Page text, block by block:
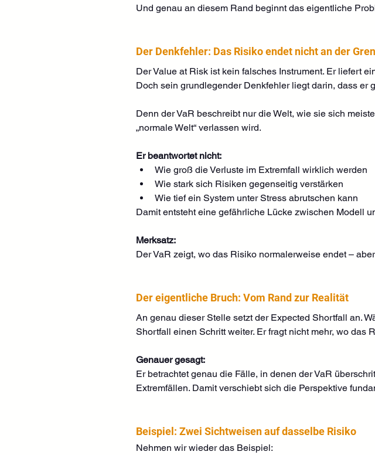
Und genau an diesem Rand beginnt das eigentliche
Der Denkfehler: Das Risiko endet nicht an der
Der Value at Risk ist kein falsches Instrument. Er liefert
Doch sein grundlegender Denkfehler liegt darin, dass er
Denn der VaR beschreibt nur die Welt, wie sie sich
„normale Welt“ verlassen wird.
Er beantwortet nicht:
Wie groß die Verluste im Extremfall wirklich werden
Wie stark sich Risiken gegenseitig verstärken
Wie tief ein System unter Stress abrutschen kann
Damit entsteht eine gefährliche Lücke zwischen Modell
Merksatz:
Der VaR zeigt, wo das Risiko normalerweise endet –
Der eigentliche Bruch: Vom Rand zur Realität
An genau dieser Stelle setzt der Expected Shortfall an.
Shortfall einen Schritt weiter. Er fragt nicht mehr, wo das
Genauer gesagt:
Er betrachtet genau die Fälle, in denen der VaR
Extremfällen. Damit verschiebt sich die Perspektive
Beispiel: Zwei Sichtweisen auf dasselbe Risiko
Nehmen wir wieder das Beispiel: